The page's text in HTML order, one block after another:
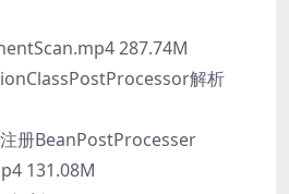
287.74M
解析
册BeanPostProcesser
131.08M